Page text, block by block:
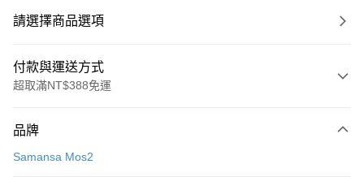
請選擇商品選項
付款與運送方式
超取滿NT$388免運
信用卡一次付款
品牌
Samansa Mos2